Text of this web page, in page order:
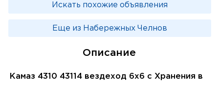
Искать похожие объявления
Еще из Набережных Челнов
Описание
Камаз 4310 43114 вездеход 6х6 с Хранения в